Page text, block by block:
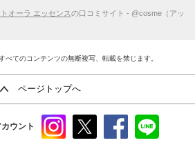
オーラ エッセンスの口コミサイト - @cosme（アッ
べてのコンテンツの無断複写、転載を禁じます。
ページトップへ
ウント